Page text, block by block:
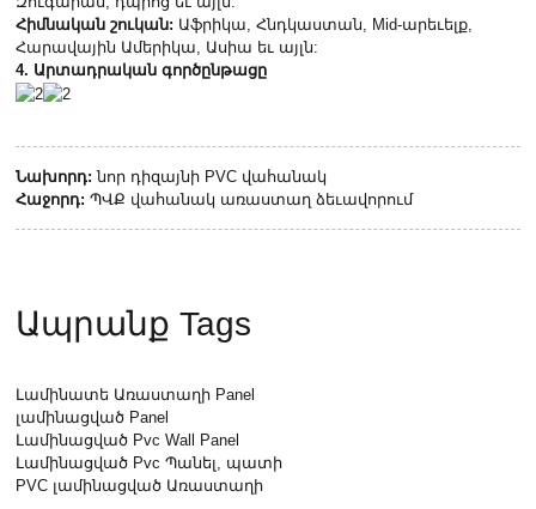
Հիմնական շուկան: Աֆրիկա, Հնդկաստան, Mid-արեւելք,
Հարավային Ամերիկա, Ասիա եւ այլն:
4. Արտադրական գործընթացը
Նախորդ:նոր դիզայնի PVC վահանակ
Հաջորդ:ՊՎՔ վահանակ առաստաղ ձեւավորում
Ապրանք Tags
Լամինատե Առաստաղի Panel
լամինացված Panel
Լամինացված Pvc Wall Panel
Լամինացված Pvc Պանել, պատի
PVC լամինացված Առաստաղի